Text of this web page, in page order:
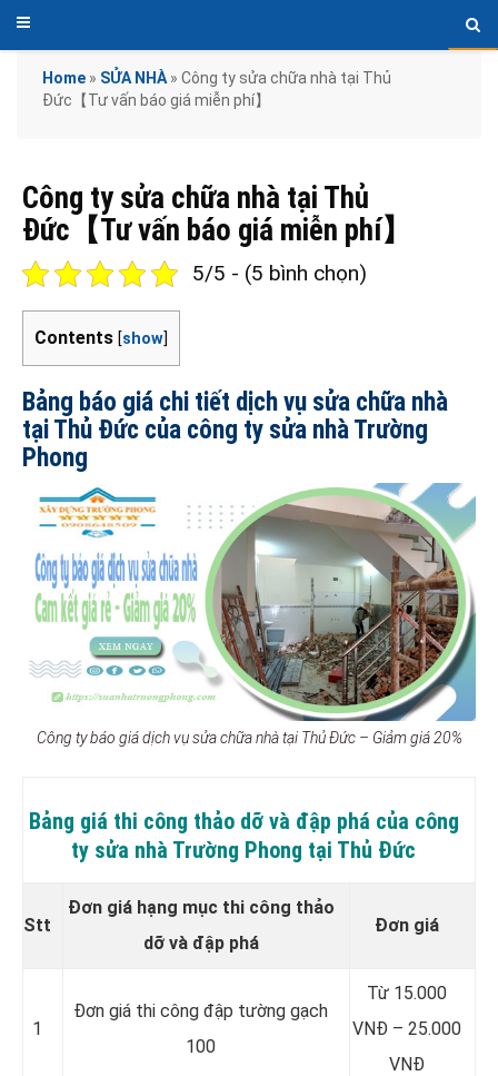
Home » SỬA NHÀ » Công ty sửa chữa nhà tại Thủ
Đức【Tư vấn báo giá miễn phí】
Công ty sửa chữa nhà tại Thủ
Đức【Tư vấn báo giá miễn phí】
5/5 - (5 bình chọn)
Contents [show]
Bảng báo giá chi tiết dịch vụ sửa chữa nhà
tại Thủ Đức của công ty sửa nhà Trường
Phong
Công ty báo giá dịch vụ sửa chữa nhà tại Thủ Đức – Giảm giá 20%
Bảng giá thi công thảo dỡ và đập phá của công
ty sửa nhà Trường Phong tại Thủ Đức
Stt
Đơn giá hạng mục thi công thảo
dỡ và đập phá
Đơn giá
1
Đơn giá thi công đập tường gạch
100
Từ 15.000
VNĐ – 25.000
VNĐ